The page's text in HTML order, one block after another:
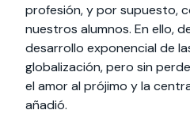
profesión, y por supuesto,
nuestros alumnos. En ello,
desarrollo exponencial de
globalización, pero sin
el amor al prójimo y la
añadió.